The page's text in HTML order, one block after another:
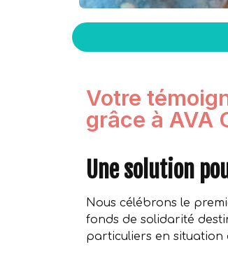
Votre
grâce à AVA
Une solution
Nous célébrons le
fonds de solidarité
particuliers en situation